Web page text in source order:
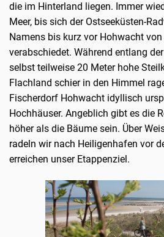
die im Hinterland liegen. Immer
Meer, bis sich der Ostseeküsten-
Namens bis kurz vor Hohwacht von
verabschiedet. Während entlang
selbst teilweise 20 Meter hohe
Flachland schier in den Himmel
Fischerdorf Hohwacht idyllisch
Hochhäuser. Angeblich gibt es die
höher als die Bäume sein. Über
radeln wir nach Heiligenhafen vor
erreichen unser Etappenziel.